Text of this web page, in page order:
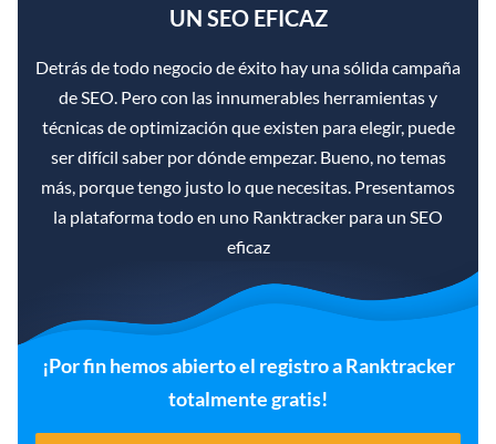
UN SEO EFICAZ
Detrás de todo negocio de éxito hay una sólida campaña
de SEO. Pero con las innumerables herramientas y
técnicas de optimización que existen para elegir, puede
ser difícil saber por dónde empezar. Bueno, no temas
más, porque tengo justo lo que necesitas. Presentamos
la plataforma todo en uno Ranktracker para un SEO
eficaz
¡Por fin hemos abierto el registro a Ranktracker
totalmente gratis!